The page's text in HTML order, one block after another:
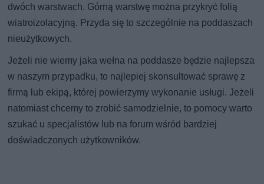
dwóch warstwach. Górną warstwę można przykryć folią
wiatroizolacyjną. Przyda się to szczególnie na poddaszach
nieużytkowych.
Jeżeli nie wiemy jaka wełna na poddasze będzie najlepsza
w naszym przypadku, to najlepiej skonsultować sprawę z
firmą lub ekipą, której powierzymy wykonanie usługi. Jeżeli
natomiast chcemy to zrobić samodzielnie, to pomocy warto
szukać u specjalistów lub na forum wśród bardziej
doświadczonych użytkowników.